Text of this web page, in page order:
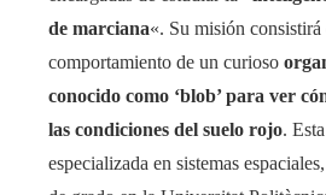
de marciana«. Su misión
comportamiento de un curioso
conocido como ‘blob’ para ver
las condiciones del suelo rojo.
especializada en sistemas